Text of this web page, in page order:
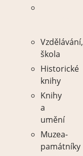
Vzdělávání,
škola
Historické
knihy
Knihy
a
umění
Muzea-
památníky